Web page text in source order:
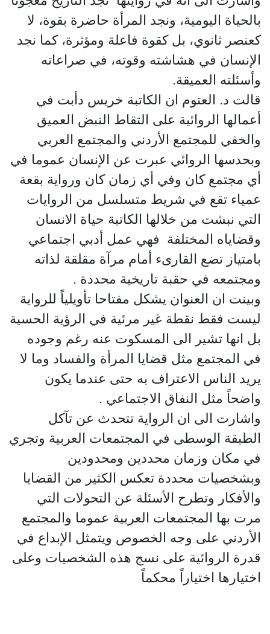
بالحياة اليومية، ونجد المرأة حاضرة بقوة، لا
كعنصر ثانوي، بل كقوة فاعلة ومؤثرة، كما نجد
الإنسان في هشاشته وقوته، في صراعاته
وأسئلته العميقة.
قالت د. العتوم ان الكاتبة خريس دأبت في
أعمالها الروائية على التقاط النبض العميق
والخفي للمجتمع الأردني والمجتمع العربي
وبحدسها الروائي عبرت عن الإنسان عموما في
أي مجتمع كان وفي أي زمان كان ورواية بقعة
عمياء تقع في شريط متسلسل من الروايات
التي نبشت من خلالها الكاتبة حياة الانسان
وقضاياه المختلفة فهي عمل أدبي اجتماعي
بامتياز تضع القارىء أمام مرآة مقلقة لذاته
ومجتمعه في حقبة تاريخية محددة .
وبينت ان العنوان يشكل مفتاحا تأويلياً للرواية
ليست فقط نقطة غير مرئية في الرؤية الحسية
بل انها تشير الى المسكوت عنه رغم وجوده
في المجتمع مثل قضايا المرأة والفساد وما لا
يريد الناس الاعتراف به حتى عندما يكون
واضحاً مثل النفاق الاجتماعي .
واشارت الى ان الرواية تتحدث عن تآكل
الطبقة الوسطى في المجتمعات العربية وتجري
في مكان وزمان محددين ومحدودين
وبشخصيات محددة تعكس الكثير من القضايا
والأفكار وتطرح الأسئلة عن التحولات التي
مرت بها المجتمعات العربية عموما والمجتمع
الأردني على وجه الخصوص ويتمثل الإبداع في
قدرة الروائية على نسج هذه الشخصيات وعلى
اختيارها اختياراً محكماً